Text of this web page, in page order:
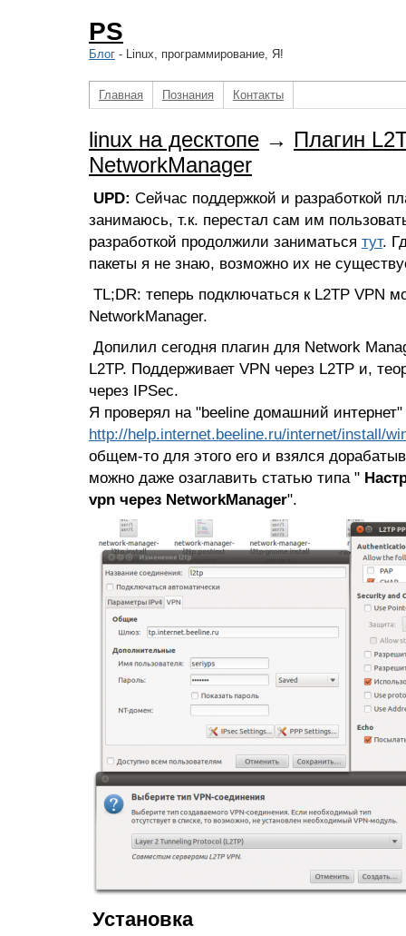
PS
Блог - Linux, программирование, Я!
Главная Познания Контакты
linux на десктопе → Плагин
NetworkManager
UPD: Сейчас поддержкой и разработкой
занимаюсь, т.к. перестал сам им
разработкой продолжили заниматься тут.
пакеты я не знаю, возможно их не
TL;DR: теперь подключаться к L2TP VPN
NetworkManager.
Допилил сегодня плагин для Network
L2TP. Поддерживает VPN через L2TP и,
через IPSec.
Я проверял на "beeline домашний интернет"
http://help.internet.beeline.ru/internet/install/
общем-то для этого его и взялся
можно даже озаглавить статью типа "
vpn через NetworkManager".
Установка